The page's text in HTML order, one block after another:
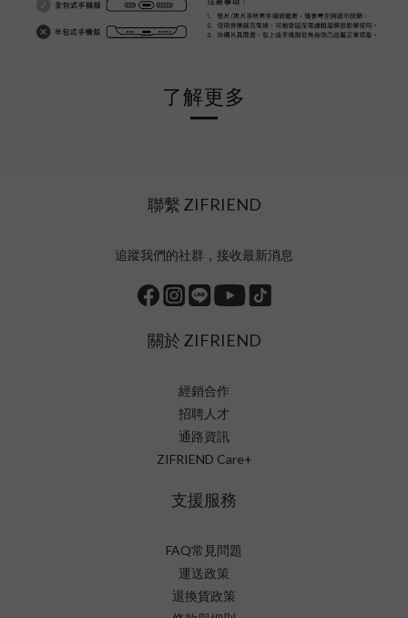
了解更多
聯繫 ZIFRIEND
追蹤我們的社群，接收最新消息
關於 ZIFRIEND
經銷合作
招聘人才
通路資訊
ZIFRIEND Care+
支援服務
FAQ常見問題
運送政策
退換貨政策